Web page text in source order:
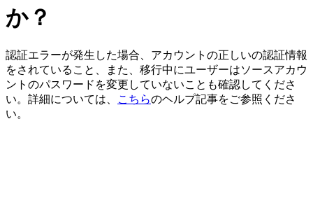
か？
認証エラーが発生した場合、アカウントの正しいの認証情報
をされていること、また、移行中にユーザーはソースアカウ
ントのパスワードを変更していないことも確認してくださ
い。詳細については、
こちらのヘルプ記事をご参照くださ
い。